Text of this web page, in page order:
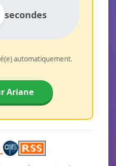
secondes
automatiquement.
Ariane